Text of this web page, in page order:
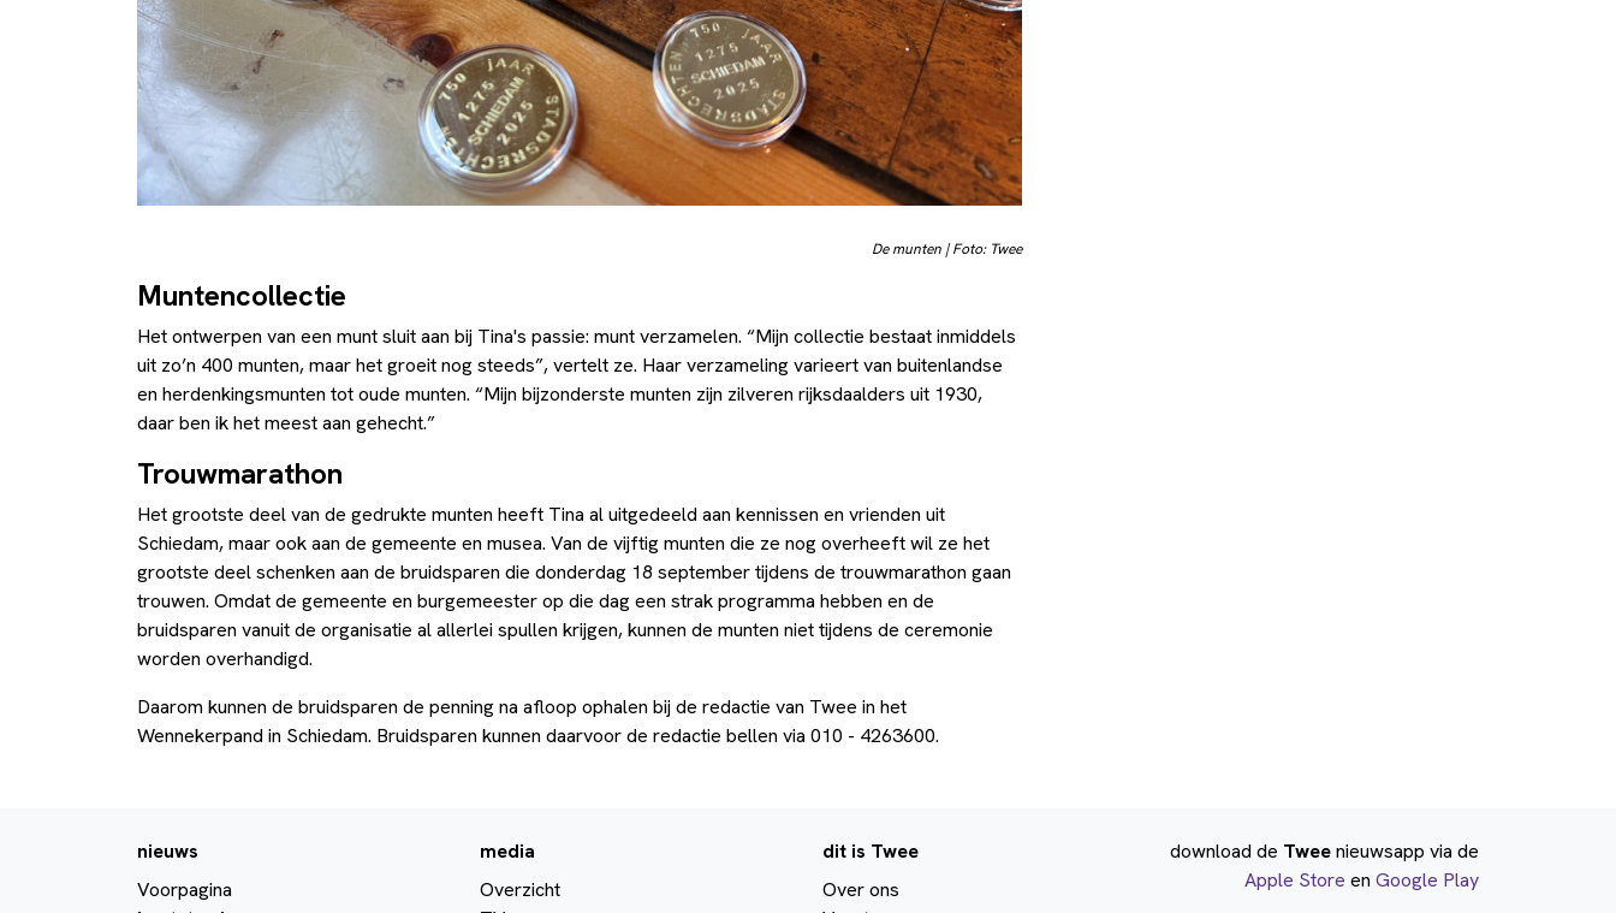
De munten | Foto: Twee
Muntencollectie
Het ontwerpen van een munt sluit aan bij Tina's passie: munt verzamelen. “Mijn collectie bestaat inmiddels
uit zo’n 400 munten, maar het groeit nog steeds”, vertelt ze. Haar verzameling varieert van buitenlandse
en herdenkingsmunten tot oude munten. “Mijn bijzonderste munten zijn zilveren rijksdaalders uit 1930,
daar ben ik het meest aan gehecht.”
Trouwmarathon
Het grootste deel van de gedrukte munten heeft Tina al uitgedeeld aan kennissen en vrienden uit
Schiedam, maar ook aan de gemeente en musea. Van de vijftig munten die ze nog overheeft wil ze het
grootste deel schenken aan de bruidsparen die donderdag 18 september tijdens de trouwmarathon gaan
trouwen. Omdat de gemeente en burgemeester op die dag een strak programma hebben en de
bruidsparen vanuit de organisatie al allerlei spullen krijgen, kunnen de munten niet tijdens de ceremonie
worden overhandigd.
Daarom kunnen de bruidsparen de penning na afloop ophalen bij de redactie van Twee in het
Wennekerpand in Schiedam. Bruidsparen kunnen daarvoor de redactie bellen via 010 - 4263600.
nieuws
Voorpagina
media
Overzicht
dit is Twee
Over ons
download de Tweenieuwsapp via de
Apple Store en Google Play